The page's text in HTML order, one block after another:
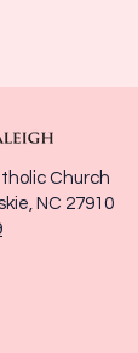
Church
NC 27910